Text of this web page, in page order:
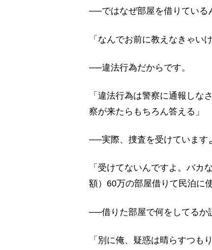
──ではなぜ部屋を借りている
「なんでお前に教えなきゃい
──違法行為だからです。
「違法行為は警察に通報し
察が来たらもちろん答える」
──実際、捜査を受けています
「受けてないんですよ。バ
額）60万の部屋借りて民泊に
──借りた部屋で何をしてるか
「別に俺、疑惑は晴らすつも